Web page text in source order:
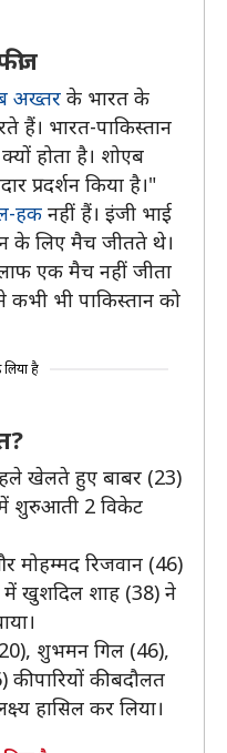
अख्तर के भारत के
हैं। भारत-पाकिस्तान
होता है। शोएब
प्रदर्शन किया है।"
हक नहीं हैं। इंजी भाई
के लिए मैच जीतते थे।
एक मैच नहीं जीता
कभी भी पाकिस्तान को
है
खेलते हुए बाबर (23)
शुरुआती 2 विकेट
रिजवान (46)
में खुशदिल शाह (38) ने
शुभमन गिल (46),
पारियों की बदौलत
हासिल कर लिया।